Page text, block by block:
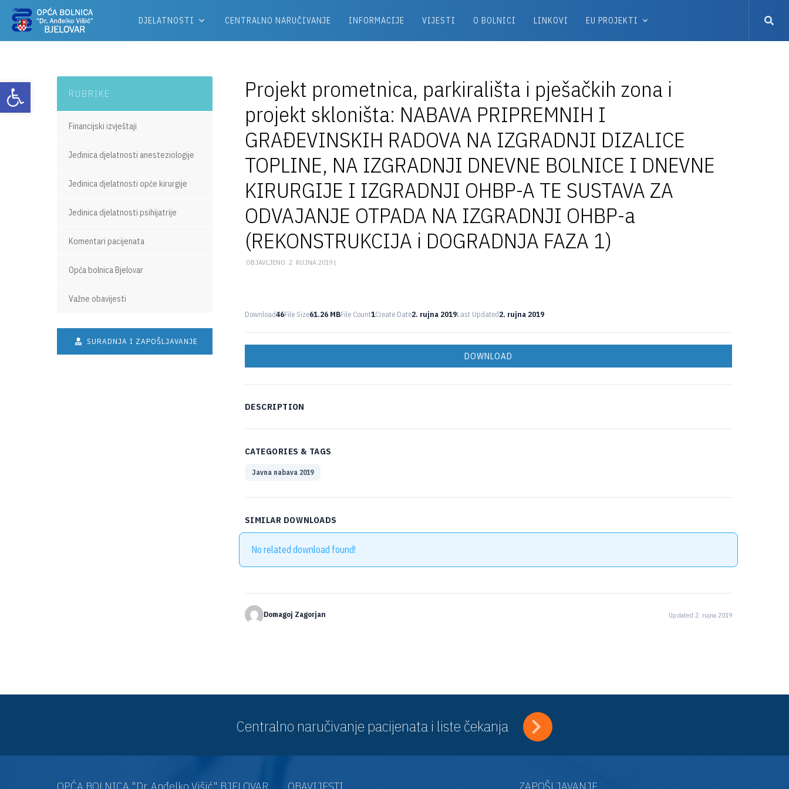
Otvori alatnu traku
DJELATNOSTI CENTRALNO NARUČIVANJE INFORMACIJE VIJESTI O BOLNICI LINKOVI EU PROJEKTI
Projekt prometnica, parkirališta i pješačkih zona i
projekt skloništa: NABAVA PRIPREMNIH I
GRAĐEVINSKIH RADOVA NA IZGRADNJI DIZALICE
TOPLINE, NA IZGRADNJI DNEVNE BOLNICE I DNEVNE
KIRURGIJE I IZGRADNJI OHBP-A TE SUSTAVA ZA
ODVAJANJE OTPADA NA IZGRADNJI OHBP-a
(REKONSTRUKCIJA i DOGRADNJA FAZA 1)
OBJAVLJENO: 2. RUJNA 2019 |
Download46File Size61.26 MBFile Count1Create Date2. rujna 2019Last Updated2. rujna 2019
DOWNLOAD
DESCRIPTION
CATEGORIES & TAGS
Javna nabava 2019
SIMILAR DOWNLOADS
No related download found!
Domagoj Zagorjan Updated 2. rujna 2019
RUBRIKE
Financijski izvještaji
Jedinica djelatnosti anesteziologije
Jedinica djelatnosti opće kirurgije
Jedinica djelatnosti psihijatrije
Komentari pacijenata
Opća bolnica Bjelovar
Važne obavijesti
SURADNJA I ZAPOŠLJAVANJE
Centralno naručivanje pacijenata i liste čekanja
OPĆA BOLNICA "Dr. Anđelko Višić" BJELOVAR OBAVIJESTI ZAPOŠLJAVANJE